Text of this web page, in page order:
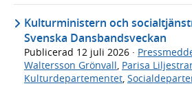
Kulturministern och
Svenska Dansbandsveckan
Publicerad 12 juli 2026 ·
Waltersson Grönvall, Parisa
Kulturdepartementet,